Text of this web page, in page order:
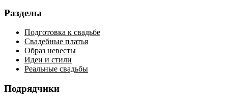
Разделы
Подготовка к свадьбе
Свадебные платья
Образ невесты
Идеи и стили
Реальные свадьбы
Подрядчики